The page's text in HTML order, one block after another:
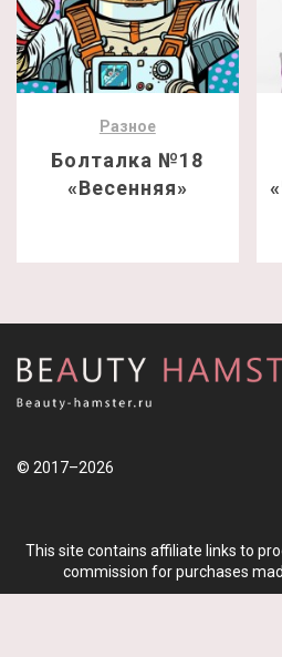
Разное
Болталка №18
«Весенняя»
© 2017–2026
This site contains affiliate links to
commission for purchases